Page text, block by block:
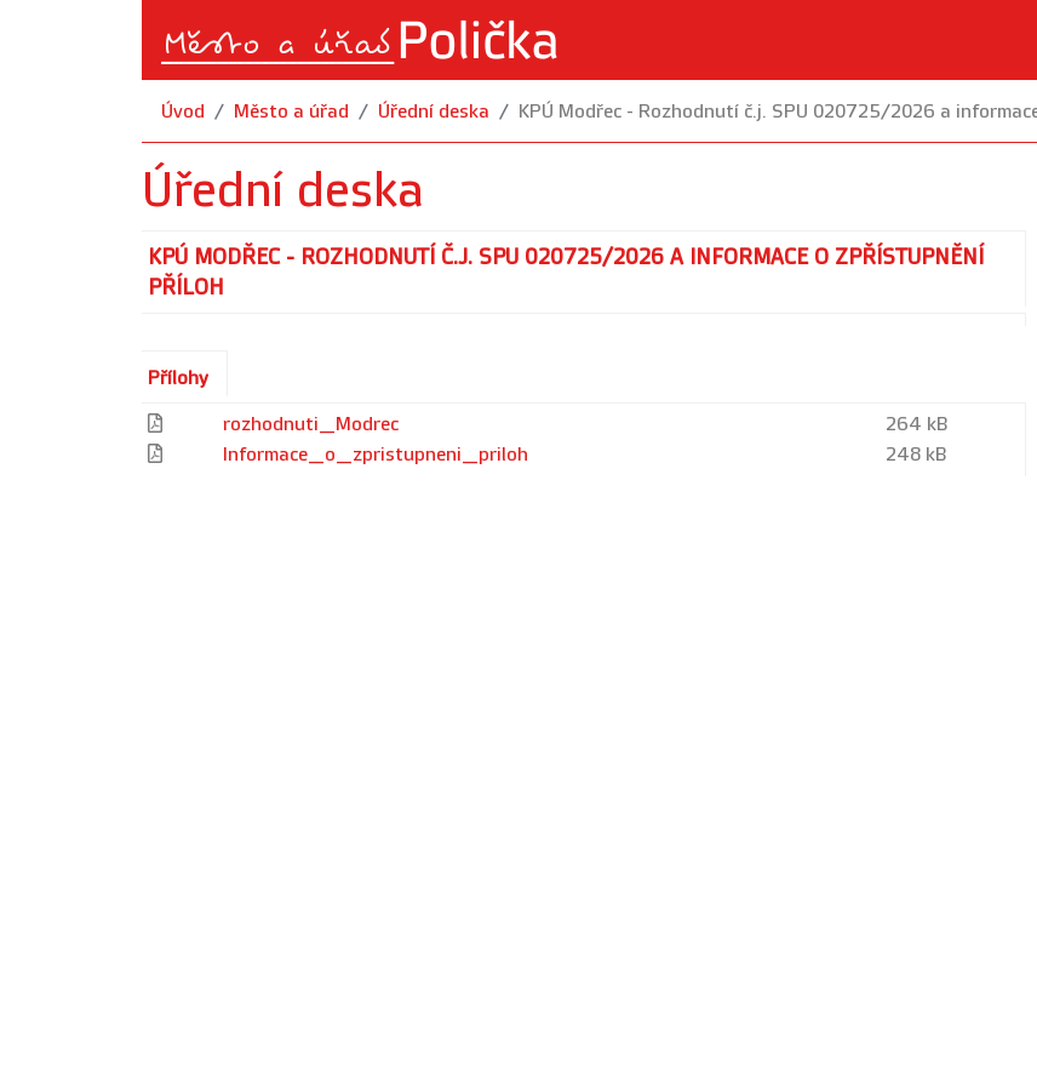
Úvod Město a úřad Úřední deska KPÚ Modřec - Rozhodnutí č.j. SPU 020725/2026 a
Úřední deska
KPÚ MODŘEC - ROZHODNUTÍ Č.J. SPU 020725/2026 A INFORMACE O ZPŘÍSTUPNĚNÍ
PŘÍLOH
Přílohy
rozhodnuti_Modrec
264 kB
Informace_o_zpristupneni_priloh
248 kB